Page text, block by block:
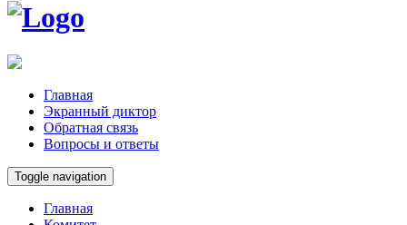
Главная
Экранный диктор
Обратная связь
Вопросы и ответы
Toggle navigation
Главная